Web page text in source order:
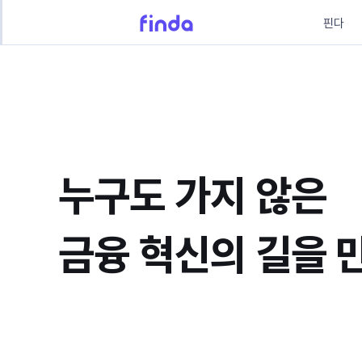
핀다
누구도 가지 않은
금융 혁신의 길을